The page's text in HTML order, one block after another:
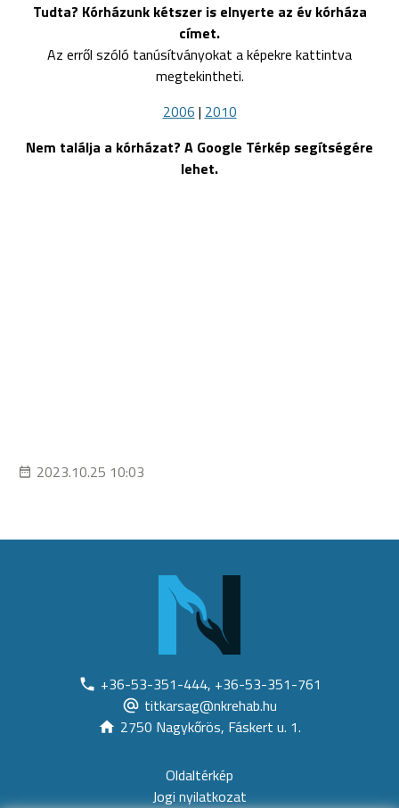
Tudta? Kórházunk kétszer is elnyerte az év kórháza
címet.
Az erről szóló tanúsítványokat a képekre kattintva
megtekintheti.
2006 | 2010
Nem találja a kórházat? A Google Térkép segítségére
lehet.
2023.10.25 10:03
+36-53-351-444, +36-53-351-761
titkarsag@nkrehab.hu
2750 Nagykőrös, Fáskert u. 1.
Oldaltérkép
Jogi nyilatkozat